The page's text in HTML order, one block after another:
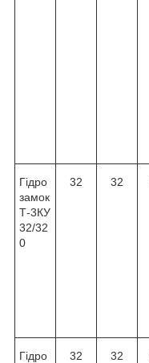
Гідро
замок
Т-3КУ
32/32
0
32 32
Гідро
32 32